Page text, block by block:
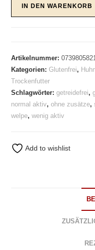
Menge
IN DEN WARENKORB
Artikelnummer:
Kategorien:Glutenfrei,
Trockenfutter
Schlagwörter:getreidefrei,
normal aktiv,ohne zusätze,
welpe,wenig aktiv
Add to wishlist